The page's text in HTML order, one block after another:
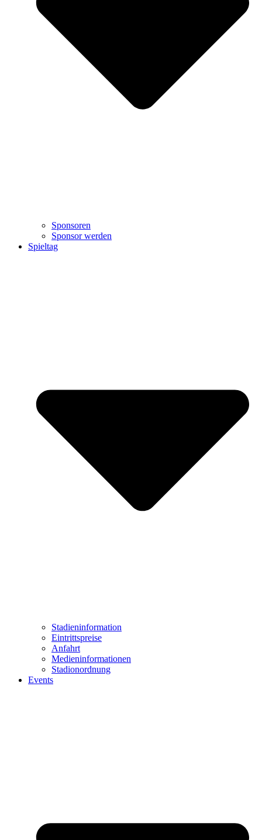
Sponsoren
Sponsor werden
Spieltag
Stadieninformation
Eintrittspreise
Anfahrt
Medieninformationen
Stadionordnung
Events